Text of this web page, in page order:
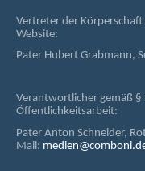
Vertreter der
Website:
Pater Hubert Grabmann,
Verantwortlicher gemäß
Öffentlichkeitsarbeit:
Pater Anton Schneider,
Mail: